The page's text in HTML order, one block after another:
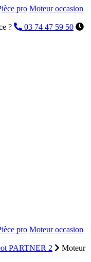
pro Moteur occasion
?
03 74 47 59 50
pro Moteur occasion
PARTNER 2
Moteur